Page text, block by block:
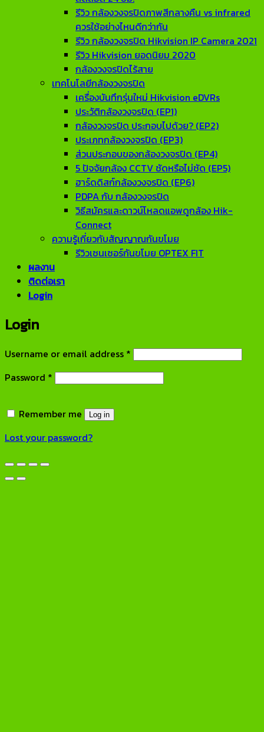
รีวิว กล้องวงจรปิดภาพสีกลางคืน vs infrared
ควรใช้อย่างไหนดีกว่ากัน
รีวิว กล้องวงจรปิด Hikvision IP Camera 2021
รีวิว Hikvision ยอดนิยม 2020
กล้องวงจรปิดไร้สาย
เทคโนโลยีกล้องวงจรปิด
เครื่องบันทึกรุ่นใหม่ Hikvision eDVRs
ประวัติกล้องวงจรปิด (EP1)
กล้องวงจรปิด ประกอบไปด้วย? (EP2)
ประเภทกล้องวงจรปิด (EP3)
ส่วนประกอบของกล้องวงจรปิด (EP4)
5 ปัจจัยกล้อง CCTV ชัดหรือไม่ชัด (EP5)
ฮาร์ดดิสก์กล้องวงจรปิด (EP6)
PDPA กับ กล้องวงจรปิด
วิธีสมัครและดาวน์โหลดแอพดูกล้อง Hik-
Connect
ความรู้เกี่ยวกับสัญญาณกันขโมย
รีวิวเซนเซอร์กันขโมย OPTEX FIT
ผลงาน
ติดต่อเรา
Login
Login
Username or email address * Required
Password * Required
Remember me Log in
Lost your password?